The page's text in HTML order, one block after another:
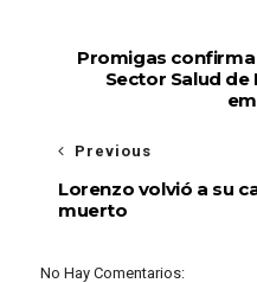
Promigas
Sector Salud de
Previous
Lorenzo volvió a su
muerto
No Hay Comentarios: